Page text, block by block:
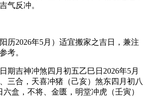
气反冲。
历2026年5月）适宜搬家之吉日，兼注
考。
期吉神冲煞四月初五乙巳日2026年5月
三合，天喜冲猪（己亥）煞东四月初八
六盒，不将、金匮，明堂冲虎（壬寅）